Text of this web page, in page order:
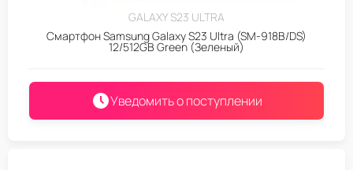
GALAXY S23 ULTRA
Смартфон Samsung Galaxy S23 Ultra (SM-918B/DS)
12/512GB Green (Зеленый)
Уведомить о поступлении